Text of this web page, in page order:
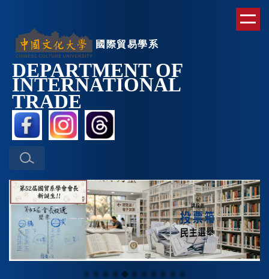
內
容
區
國際貿易學系
DEPARTMENT OF
INTERNATIONAL
TRADE